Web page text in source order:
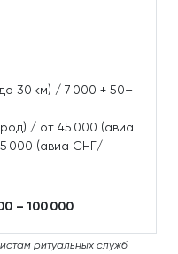
30 км) / 7 000 + 50–
/ от 45 000 (авиа
000 (авиа СНГ/
– 100 000
ритуальных служб